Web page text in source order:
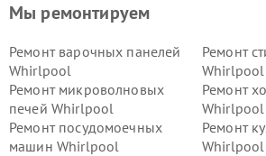
Мы ремонтируем
Ремонт варочных панелей
Whirlpool
Ремонт
Whirlpool
Ремонт микроволновых
печей Whirlpool
Ремонт
Whirlpool
Ремонт посудомоечных
машин Whirlpool
Ремонт
Whirlpool